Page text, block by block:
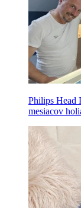
Philips Head
mesiacov